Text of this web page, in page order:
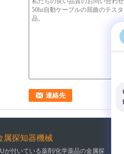
属探知器機械
が付いている薬剤/化学薬品の金属探